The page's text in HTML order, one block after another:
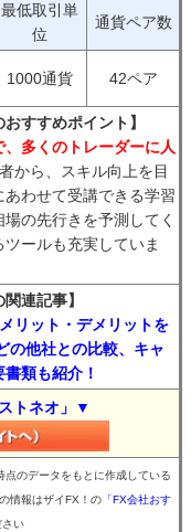
最低取引単
位
通貨ペア数
1000通貨 42ペア
すすめポイント】
多くのトレーダーに人
から、スキル向上を目
わせて受講できる学習
の先行きを予測してく
ールも充実していま
連記事】
リット・デメリットを
の他社との比較、キャ
類も紹介！
トネオ」▼
のデータをもとに作成している
情報はザイFX！の 「FX会社おす
さい